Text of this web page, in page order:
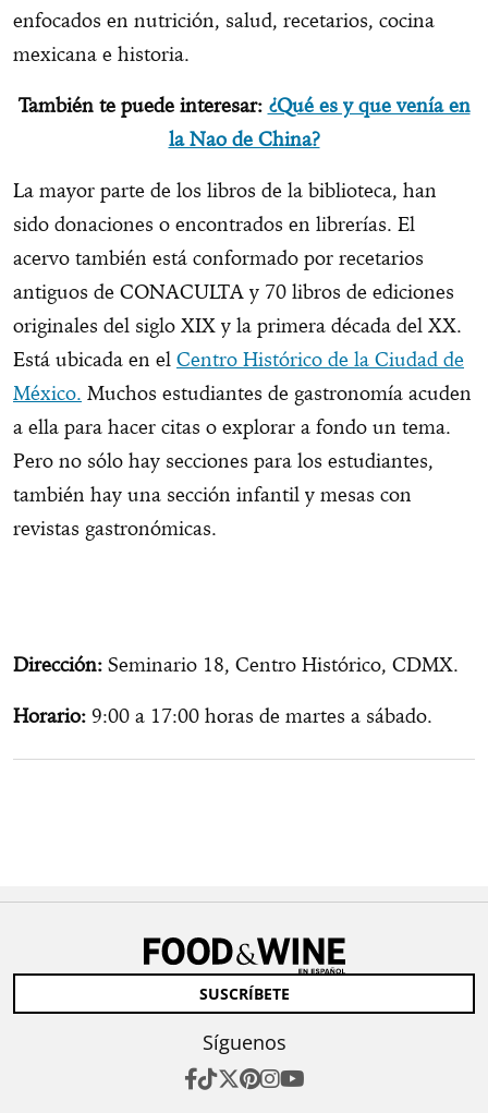
enfocados en nutrición, salud, recetarios, cocina
mexicana e historia.
También te puede interesar: ¿Qué es y que venía en
la Nao de China?
La mayor parte de los libros de la biblioteca, han
sido donaciones o encontrados en librerías. El
acervo también está conformado por recetarios
antiguos de CONACULTA y 70 libros de ediciones
originales del siglo XIX y la primera década del XX.
Está ubicada en el Centro Histórico de la Ciudad de
México. Muchos estudiantes de gastronomía acuden
a ella para hacer citas o explorar a fondo un tema.
Pero no sólo hay secciones para los estudiantes,
también hay una sección infantil y mesas con
revistas gastronómicas.
Dirección: Seminario 18, Centro Histórico, CDMX.
Horario: 9:00 a 17:00 horas de martes a sábado.
SUSCRÍBETE
Síguenos